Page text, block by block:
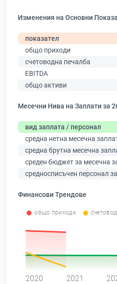
Изменения на Основни
показател
общо приходи
счетоводна печалба
EBITDA
общо активи
Месечни Нива на Заплати за
вид заплата / персонал
средна нетна месечна
средна брутна месечна
среден бюджет за месечна
средносписъчен персонал
Финансови Трендове
общо приходи
2020 2021